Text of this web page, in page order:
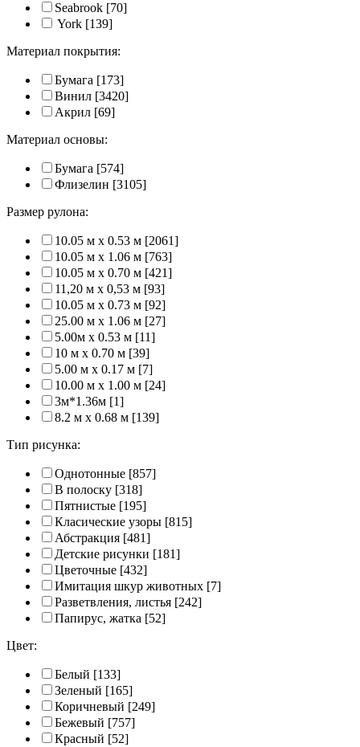
Seabrook [70]
York [139]
Материал покрытия:
Бумага [173]
Винил [3420]
Акрил [69]
Материал основы:
Бумага [574]
Флизелин [3105]
Размер рулона:
10.05 м x 0.53 м [2061]
10.05 м x 1.06 м [763]
10.05 м x 0.70 м [421]
11,20 м х 0,53 м [93]
10.05 м x 0.73 м [92]
25.00 м x 1.06 м [27]
5.00м x 0.53 м [11]
10 м x 0.70 м [39]
5.00 м x 0.17 м [7]
10.00 м x 1.00 м [24]
3м*1.36м [1]
8.2 м x 0.68 м [139]
Тип рисунка:
Однотонные [857]
В полоску [318]
Пятнистые [195]
Класические узоры [815]
Абстракция [481]
Детские рисунки [181]
Цветочные [432]
Имитация шкур животных [7]
Разветвления, листья [242]
Папирус, жатка [52]
Цвет:
Белый [133]
Зеленый [165]
Коричневый [249]
Бежевый [757]
Красный [52]